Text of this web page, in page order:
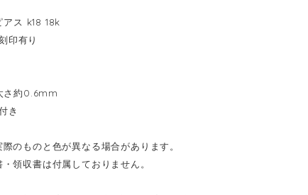
アス k18 18k
印有り
さ約0.6mm
き
のものと色が異なる場合があります。
領収書は付属しておりません。